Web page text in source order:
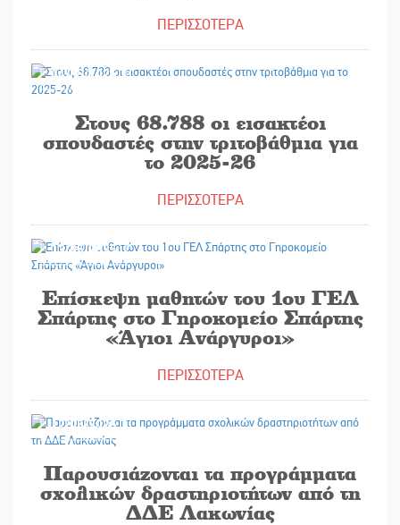
ΠΕΡΙΣΣΟΤΕΡΑ
14/05/2025
Στους 68.788 οι εισακτέοι
σπουδαστές στην τριτοβάθμια για
το 2025-26
ΠΕΡΙΣΣΟΤΕΡΑ
13/05/2025
Επίσκεψη μαθητών του 1ου ΓΕΛ
Σπάρτης στο Γηροκομείο Σπάρτης
«Άγιοι Ανάργυροι»
ΠΕΡΙΣΣΟΤΕΡΑ
12/05/2025
Παρουσιάζονται τα προγράμματα
σχολικών δραστηριοτήτων από τη
ΔΔΕ Λακωνίας